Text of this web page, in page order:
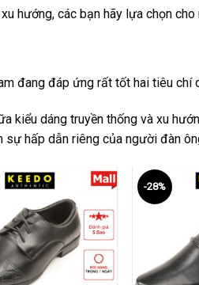
hướng, các bạn hãy lựa chọn
đang đáp ứng rất tốt hai tiêu chí
kiểu dáng truyền thống và xu
sự hấp dẫn riêng của người đàn
-28%